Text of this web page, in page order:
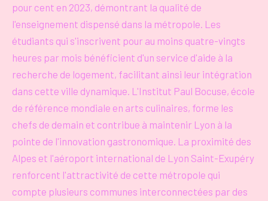
pour cent en 2023, démontrant la qualité de
l'enseignement dispensé dans la métropole. Les
étudiants qui s'inscrivent pour au moins quatre-vingts
heures par mois bénéficient d'un service d'aide à la
recherche de logement, facilitant ainsi leur intégration
dans cette ville dynamique. L'Institut Paul Bocuse, école
de référence mondiale en arts culinaires, forme les
chefs de demain et contribue à maintenir Lyon à la
pointe de l'innovation gastronomique. La proximité des
Alpes et l'aéroport international de Lyon Saint-Exupéry
renforcent l'attractivité de cette métropole qui
compte plusieurs communes interconnectées par des